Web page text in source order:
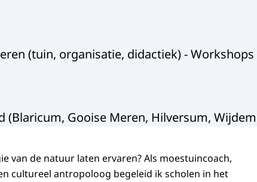
(tuin, organisatie, didactiek) -
(Blaricum, Gooise Meren, Hilversum,
van de natuur laten ervaren? Als moestuincoach,
cultureel antropoloog begeleid ik scholen in het